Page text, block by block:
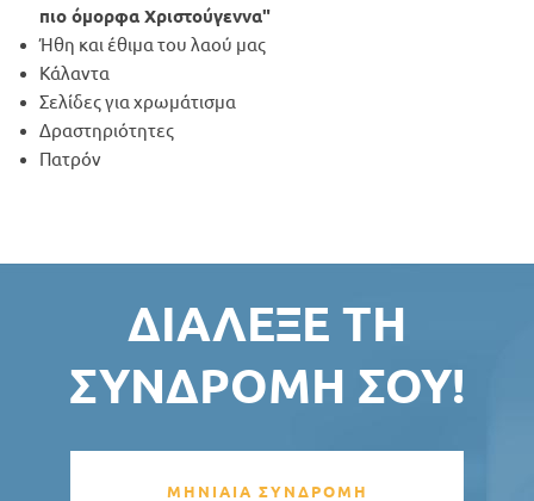
πιο όμορφα Χριστούγεννα"
Ήθη και έθιμα του λαού μας
Κάλαντα
Σελίδες για χρωμάτισμα
Δραστηριότητες
Πατρόν
ΔΙΆΛΕΞΕ ΤΗ
ΣΥΝΔΡΟΜΉ ΣΟΥ!
ΜΗΝΙΑΙΑ ΣΥΝΔΡΟΜΗ